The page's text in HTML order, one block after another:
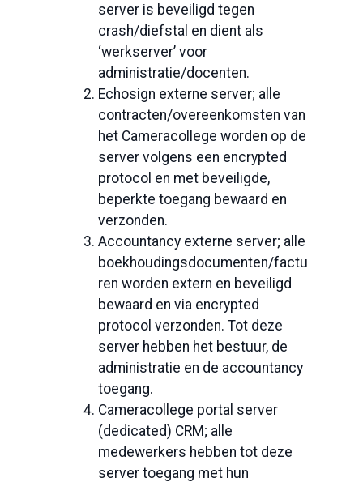
server is beveiligd tegen
crash/diefstal en dient als
‘werkserver’ voor
administratie/docenten.
Echosign externe server; alle
contracten/overeenkomsten van
het Cameracollege worden op de
server volgens een encrypted
protocol en met beveiligde,
beperkte toegang bewaard en
verzonden.
Accountancy externe server; alle
boekhoudingsdocumenten/factu
ren worden extern en beveiligd
bewaard en via encrypted
protocol verzonden. Tot deze
server hebben het bestuur, de
administratie en de accountancy
toegang.
Cameracollege portal server
(dedicated) CRM; alle
medewerkers hebben tot deze
server toegang met hun